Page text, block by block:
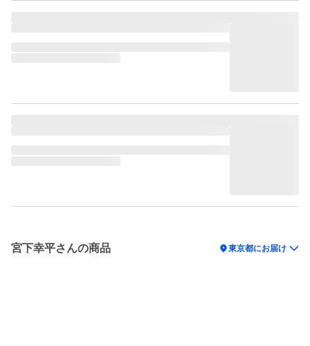
宮下幸平さんの商品 location_on東京都にお届け